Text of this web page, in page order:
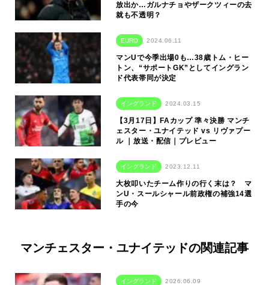
放出か…ガルナチョやザークツィーの去
就も不透明？
EURO 2024.06.11
マンUで今季出場0も…38歳トム・ヒー
トン、“サポートGK”としてイングラン
ド代表帯同が決定
イングランド 2024.03.15
【3月17日】FAカップ 準々決勝 マンチ
ェスター・ユナイテッド vs リヴァプー
ル ｜放送・配信｜プレビュー
イングランド 2023.12.11
大枚叩いたチーム作りの行く末は？ マ
ンU・スールシャール前政権の補強14選
手の今
マンチェスター・ユナイテッドの関連記事
イングランド 2026.06.09